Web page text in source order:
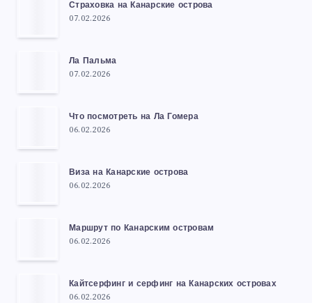
Страховка на Канарские острова
07.02.2026
Ла Пальма
07.02.2026
Что посмотреть на Ла Гомера
06.02.2026
Виза на Канарские острова
06.02.2026
Маршрут по Канарским островам
06.02.2026
Кайтсерфинг и серфинг на Канарских островах
06.02.2026